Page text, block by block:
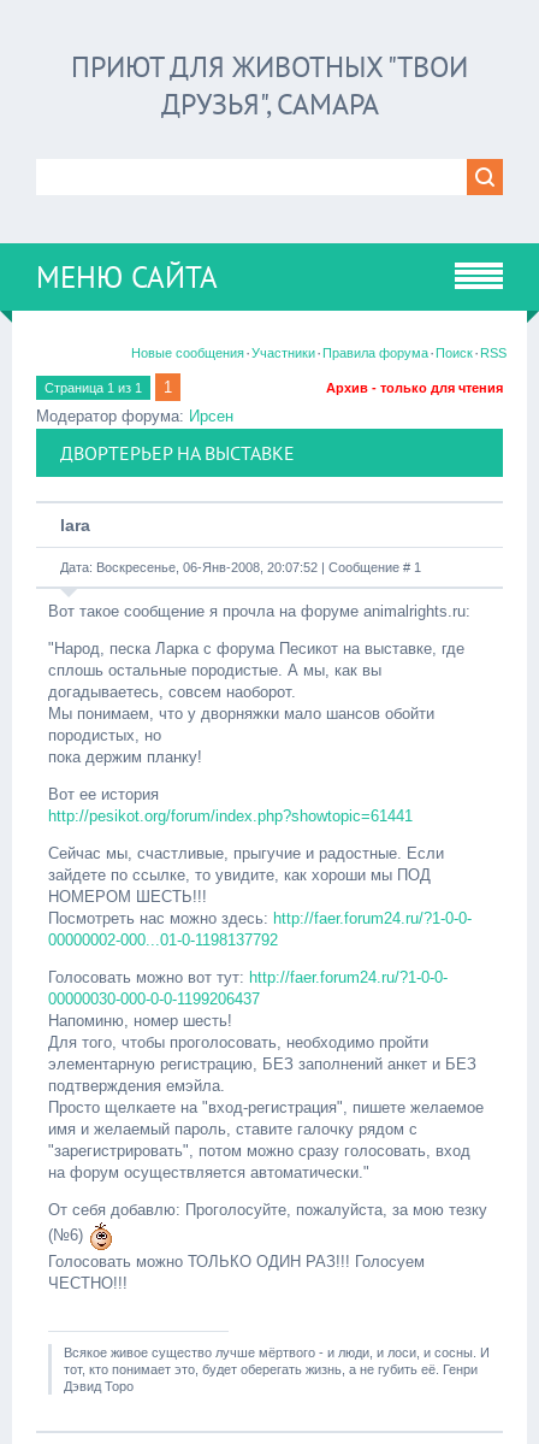
ПРИЮТ ДЛЯ ЖИВОТНЫХ "ТВОИ
ДРУЗЬЯ", САМАРА
МЕНЮ САЙТА
Новые сообщения·Участники·Правила форума·Поиск·RSS
Страница 1 из 1 1 Архив - только для чтения
Модератор форума: Ирсен
ДВОРТЕРЬЕР НА ВЫСТАВКЕ
lara
Дата: Воскресенье, 06-Янв-2008, 20:07:52 | Сообщение # 1
Вот такое сообщение я прочла на форуме animalrights.ru:
"Народ, песка Ларка с форума Песикот на выставке, где
сплошь остальные породистые. А мы, как вы
догадываетесь, совсем наоборот.
Мы понимаем, что у дворняжки мало шансов обойти
породистых, но
пока держим планку!
Вот ее история
http://pesikot.org/forum/index.php?showtopic=61441
Сейчас мы, счастливые, прыгучие и радостные. Если
зайдете по ссылке, то увидите, как хороши мы ПОД
НОМЕРОМ ШЕСТЬ!!!
Посмотреть нас можно здесь: http://faer.forum24.ru/?1-0-0-
00000002-000...01-0-1198137792
Голосовать можно вот тут: http://faer.forum24.ru/?1-0-0-
00000030-000-0-0-1199206437
Напоминю, номер шесть!
Для того, чтобы проголосовать, необходимо пройти
элементарную регистрацию, БЕЗ заполнений анкет и БЕЗ
подтверждения емэйла.
Просто щелкаете на "вход-регистрация", пишете желаемое
имя и желаемый пароль, ставите галочку рядом с
"зарегистрировать", потом можно сразу голосовать, вход
на форум осуществляется автоматически."
От себя добавлю: Проголосуйте, пожалуйста, за мою тезку
(№6)
Голосовать можно ТОЛЬКО ОДИН РАЗ!!! Голосуем
ЧЕСТНО!!!
Всякое живое существо лучше мёртвого - и люди, и лоси, и сосны. И
тот, кто понимает это, будет оберегать жизнь, а не губить её. Генри
Дэвид Торо